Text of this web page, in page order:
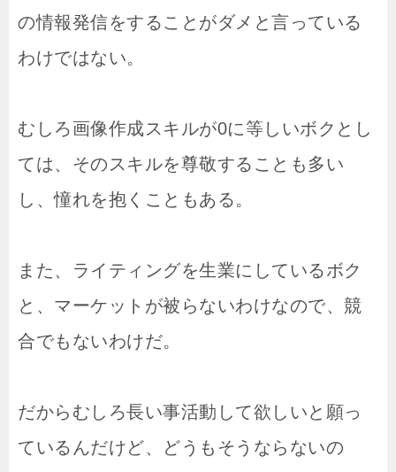
の情報発信をすることがダメと言っている
わけではない。
むしろ画像作成スキルが0に等しいボクとし
ては、そのスキルを尊敬することも多い
し、憧れを抱くこともある。
また、ライティングを生業にしているボク
と、マーケットが被らないわけなので、競
合でもないわけだ。
だからむしろ長い事活動して欲しいと願っ
ているんだけど、どうもそうならないの